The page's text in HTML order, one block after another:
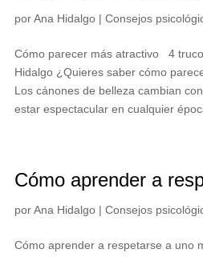
porAna Hidalgo |Consejos
Cómo parecer más atractivo 4
Hidalgo ¿Quieres saber cómo
Los cánones de belleza cambian
estar espectacular en cualquier
Cómo aprender a
porAna Hidalgo |Consejos
Cómo aprender a respetarse a uno